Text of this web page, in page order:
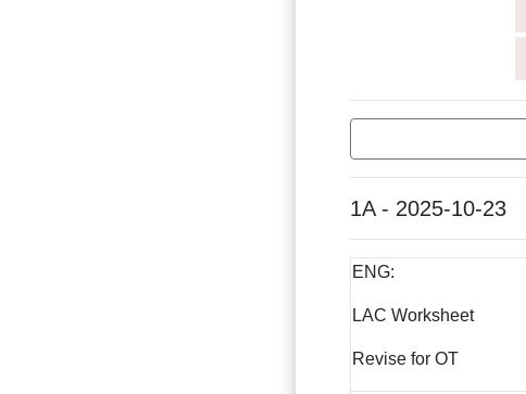
1A - 2025-10-23
ENG:
LAC Worksheet
Revise for OT